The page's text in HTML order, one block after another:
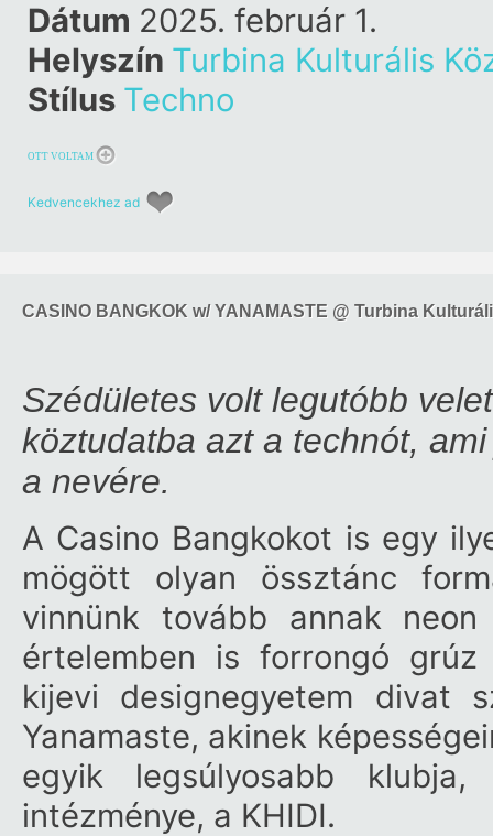
Dátum 2025. február 1.
Helyszín Turbina Kulturális
Stílus Techno
OTT VOLTAM
Kedvencekhez ad
CASINO BANGKOK w/ YANAMASTE @ Turbina
Szédületes volt legutóbb
köztudatba azt a technót,
a nevére.
A Casino Bangkokot is egy
mögött olyan össztánc
vinnünk tovább annak
értelemben is forrongó
kijevi designegyetem divat
Yanamaste, akinek
egyik legsúlyosabb
intézménye, a KHIDI.